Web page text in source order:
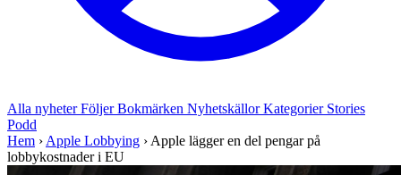
Alla nyheterFöljerBokmärken NyhetskällorKategorier Stories
Podd
Hem › Apple Lobbying › Apple lägger en del pengar på
lobbykostnader i EU